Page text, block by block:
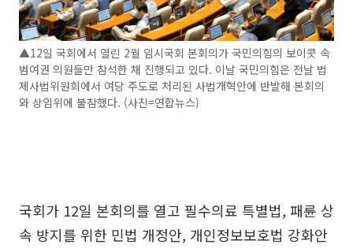
▲12일 국회에서 열린 2월 임시국회 본회의가 국민의힘의 보이콧 속
범여권 의원들만 참석한 채 진행되고 있다. 이날 국민의힘은 전날 법
제사법위원회에서 여당 주도로 처리된 사법개혁안에 반발해 본회의
와 상임위에 불참했다. (사진=연합뉴스)
국회가 12일 본회의를 열고 필수의료 특별법, 패륜 상
속 방지를 위한 민법 개정안, 개인정보보호법 강화안